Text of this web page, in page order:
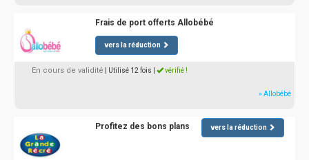
Frais de port offerts Allobébé
vers la réduction
En cours de validité | Utilisé 12 fois vérifié !
» Allobébé
Profitez des bons plans vers la réduction